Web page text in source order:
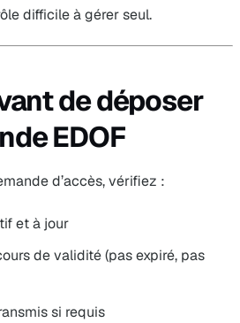
difficile à gérer seul.
de déposer
EDOF
d’accès, vérifiez :
et à jour
de validité (pas expiré, pas
si requis